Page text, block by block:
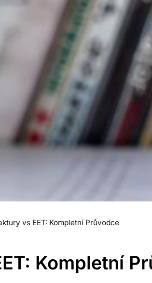
vs EET: Kompletní Průvodce
Kompletní